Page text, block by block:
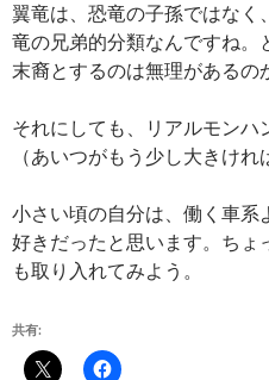
翼竜は、恐竜の子孫ではな
竜の兄弟的分類なんですね。
末裔とするのは無理があるの
それにしても、リアルモンハ
（あいつがもう少し大きけれ
小さい頃の自分は、働く車系
好きだったと思います。ちょ
も取り入れてみよう。
共有: